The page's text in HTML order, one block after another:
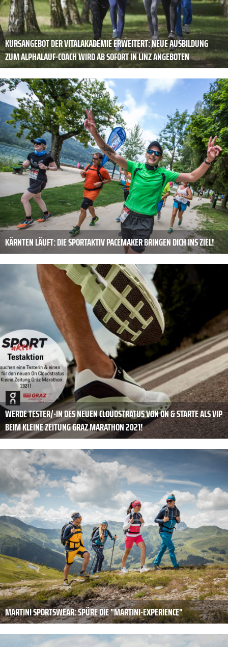
KURSANGEBOT DER VITALAKADEMIE ERWEITERT: NEUE AUSBILDUNG
ZUM ALPHALAUF-COACH WIRD AB SOFORT IN LINZ ANGEBOTEN
KÄRNTEN LÄUFT: DIE SPORTAKTIV PACEMAKER BRINGEN DICH INS ZIEL!
WERDE TESTER/-IN DES NEUEN CLOUDSTRATUS VON ON & STARTE ALS VIP
BEIM KLEINE ZEITUNG GRAZ MARATHON 2021!
MARTINI SPORTSWEAR: SPÜRE DIE "MARTINI-EXPERIENCE"